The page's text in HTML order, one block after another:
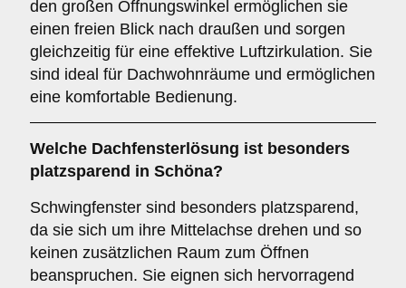
den großen Öffnungswinkel ermöglichen sie
einen freien Blick nach draußen und sorgen
gleichzeitig für eine effektive Luftzirkulation. Sie
sind ideal für Dachwohnräume und ermöglichen
eine komfortable Bedienung.
Welche Dachfensterlösung ist besonders
platzsparend in Schöna?
Schwingfenster sind besonders platzsparend,
da sie sich um ihre Mittelachse drehen und so
keinen zusätzlichen Raum zum Öffnen
beanspruchen. Sie eignen sich hervorragend